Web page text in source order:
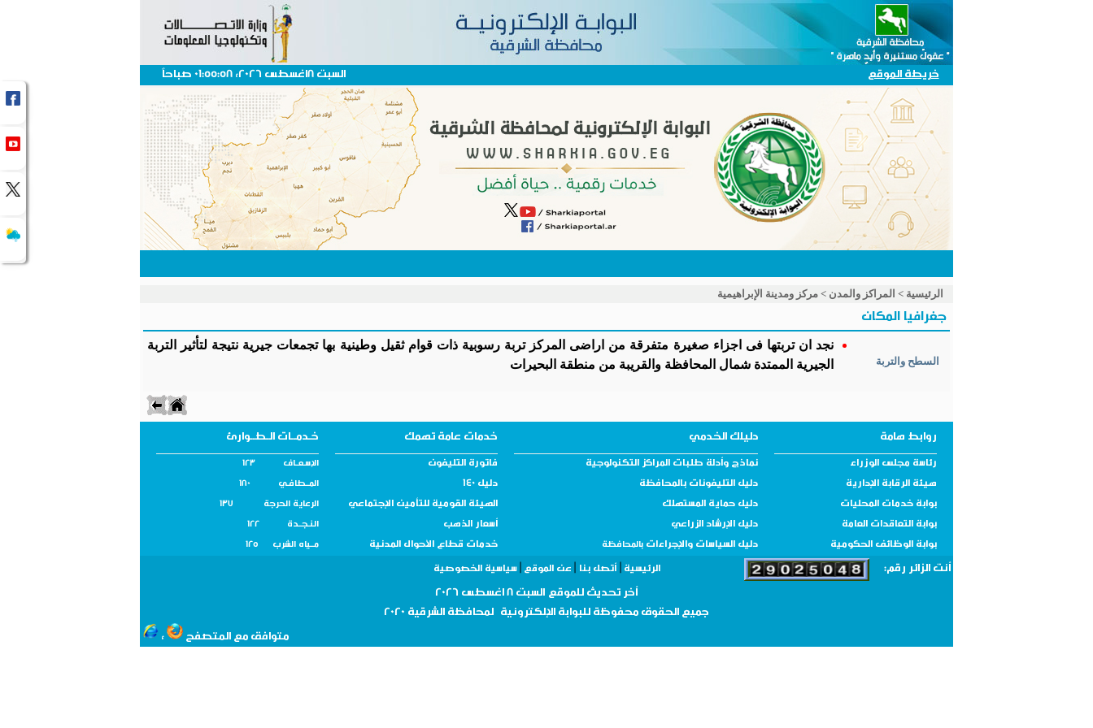
خريطة الموقع السبت 8اغسطس 2026، 01:55:58 صباحاً
الرئيسية > المراكز والمدن > مركز ومدينة الإبراهيمية
جغرافيا المكان
السطح والتربة
نجد ان تربتها فى اجزاء صغيرة متفرقة من اراضى المركز تربة رسوبية ذات قوام ثقيل وطينية بها تجمعات جيرية نتيجة لتأثير التربة
الجيرية الممتدة شمال المحافظة والقريبة من منطقة البحيرات
روابط هامة دليلك الخدمي خدمات عامة تهمك خـدمــات الـطــوارئ
رئاسة مجلس الوزراء نماذج وأدلة طلبات المراكز التكنولوجية فاتورة التليفون الإسـعــاف 123
هيئة الرقابة الإدارية دليل التليفونات بالمحافظة دليل 140 المــطافـي 180
بوابة خدمات المحليات دليل حماية المستهلك الهيئة القومية للتأمين الإجتماعي الرعاية الحرجة 137
بوابة التعاقدات العامة دليل الإرشاد الزراعي أسعار الذهب النـجــدة 122
بوابة الوظائف الحكومية دليل السياسات والإجراءات بالمحافظة خدمات قطاع الأحوال المدنية مــياه الشرب 125
أنت الزائر رقم: الرئيسية |أتصل بنا عن الموقع سياسية الخصوصية
أخر تحديث للموقع السبت 8 اغسطس 2026
جميع الحقوق محفوظة للبوابة الإلكترونية لمحافظة الشرقية 2020
متوافق مع المتصفح ،